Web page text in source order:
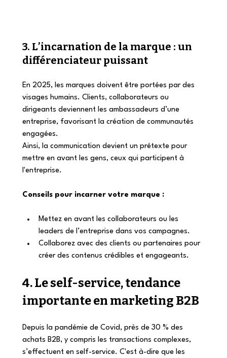
3. L’incarnation de la marque : un
différenciateur puissant
En 2025, les marques doivent être portées par des
visages humains. Clients, collaborateurs ou
dirigeants deviennent les ambassadeurs d’une
entreprise, favorisant la création de communautés
engagées.
Ainsi, la communication devient un prétexte pour
mettre en avant les gens, ceux qui participent à
l'entreprise.
Conseils pour incarner votre marque :
Mettez en avant les collaborateurs ou les
leaders de l’entreprise dans vos campagnes.
Collaborez avec des clients ou partenaires pour
créer des contenus crédibles et engageants.
4. Le self-service, tendance
importante en marketing B2B
Depuis la pandémie de Covid, près de 30 % des
achats B2B, y compris les transactions complexes,
s’effectuent en self-service. C'est à-dire que les